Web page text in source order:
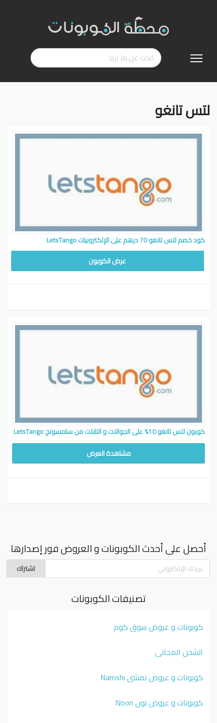
إلى
لتس تانغو
كود خصم لتس تانغو 70 درهم على الإلكترونيات LetsTango
عرض الكوبون
كوبون لتس تانغو 10% على الجوالات و التابلت من سامسونج LetsTango
مشاهدة العرض
أحصل على أحدث الكوبونات و العروض فور إصدارها
اشتراك
تصنيفات الكوبونات
كوبونات و عروض سوق كوم
الشحن المجاني
كوبونات و عروض نمشي Namshi
كوبونات و عروض نون Noon